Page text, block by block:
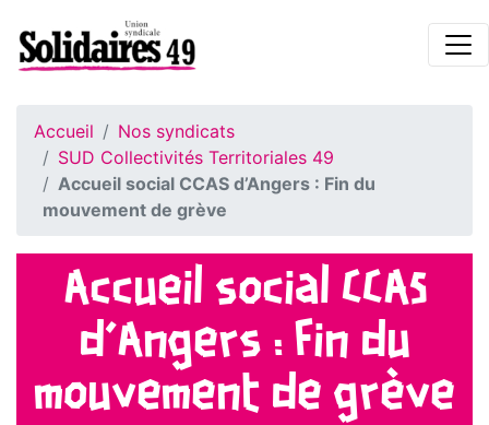
Accueil
Nos syndicats
SUD Collectivités Territoriales 49
Accueil social CCAS d’Angers : Fin du
mouvement de grève
Accueil social CCAS
d’Angers : Fin du
mouvement de grève